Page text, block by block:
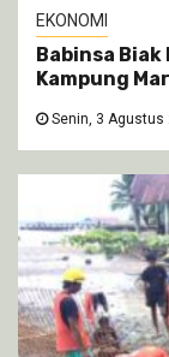
EKONOMI
Babinsa
Kampung
Senin, 3 Agustus